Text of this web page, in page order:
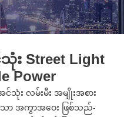
း Street Light
Power
င်သုံး လမ်းမီး အမျိုးအစား
ော အကွာအဝေး ဖြစ်သည်-